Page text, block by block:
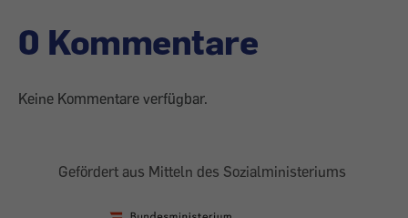
0 Kommentare
Keine Kommentare verfügbar.
Gefördert aus Mitteln des Sozialministeriums